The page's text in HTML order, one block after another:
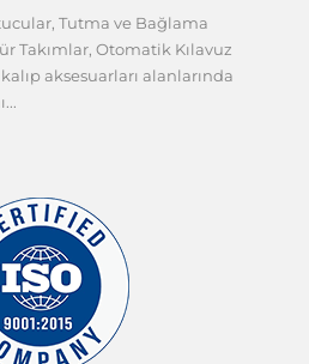
Tutma ve Bağlama
Takımlar, Otomatik Kılavuz
aksesuarları alanlarında